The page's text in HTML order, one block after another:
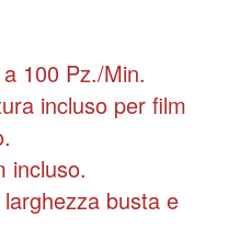
100 Pz./Min.
incluso per film
incluso.
busta e